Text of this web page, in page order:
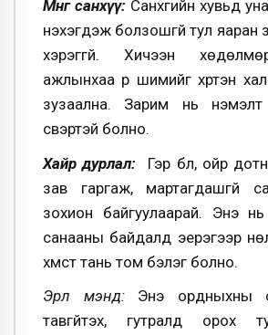
Мөнгө санхүү: Санхүүгийн хувьд
нэхэгдэж болзошгүй тул яаран
хэрэггүй. Хичээн
ажлынхаа үр шимийг хүртэн
зузаална. Зарим нь
үүсвэртэй болно.
Хайр дурлал:
Гэр бүл, ойр
зав гаргаж, мартагдашгүй
зохион байгуулаарай. Энэ
санааны байдалд эерэгээр
хүмүүст тань том бэлэг болно.
Эрүүл мэнд:Энэ ордныхны
тавгүйтэх, гутралд орох